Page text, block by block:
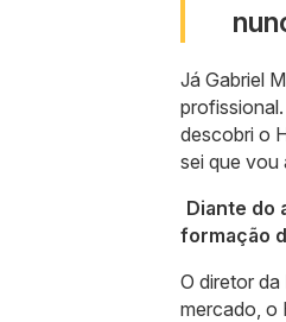
Já Gabriel
descobri o
sei que vou
Diante do
formação
O diretor da
mercado, o